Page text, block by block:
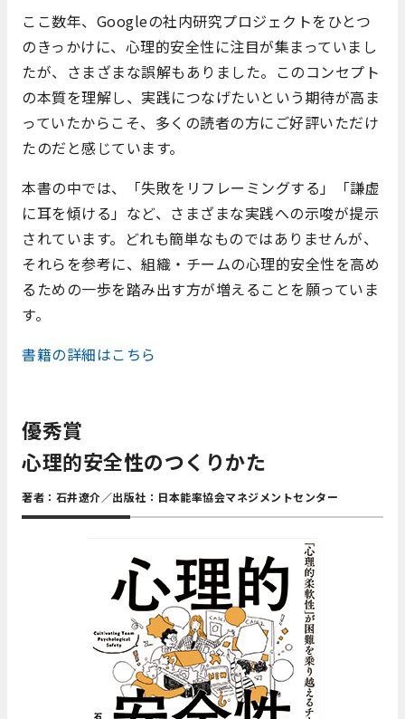
ここ数年、Googleの社内研究プロジェクトをひとつ
のきっかけに、心理的安全性に注目が集まっていまし
たが、さまざまな誤解もありました。このコンセプト
の本質を理解し、実践につなげたいという期待が高ま
っていたからこそ、多くの読者の方にご好評いただけ
たのだと感じています。
本書の中では、「失敗をリフレーミングする」「謙虚
に耳を傾ける」など、さまざまな実践への示唆が提示
されています。どれも簡単なものではありませんが、
それらを参考に、組織・チームの心理的安全性を高め
るための一歩を踏み出す方が増えることを願っていま
す。
書籍の詳細はこちら
優秀賞
心理的安全性のつくりかた
著者：石井遼介／出版社：日本能率協会マネジメントセンター